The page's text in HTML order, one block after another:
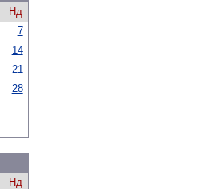
Нд
7
14
21
28
Нд